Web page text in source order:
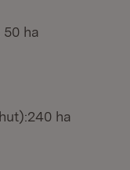
ha
ha